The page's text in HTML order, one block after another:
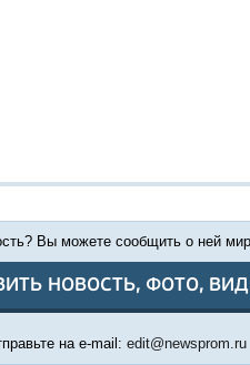
Вы можете сообщить о ней
НОВОСТЬ, ФОТО,
на e-mail: edit@newsprom.ru